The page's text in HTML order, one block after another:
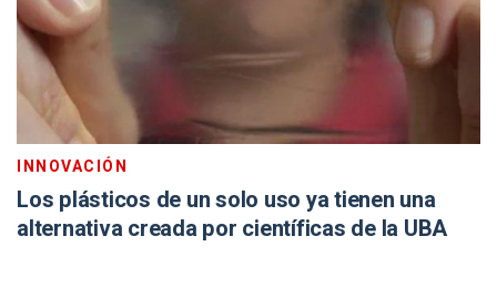
INNOVACIÓN
Los plásticos de un solo uso ya tienen una
alternativa creada por científicas de la UBA